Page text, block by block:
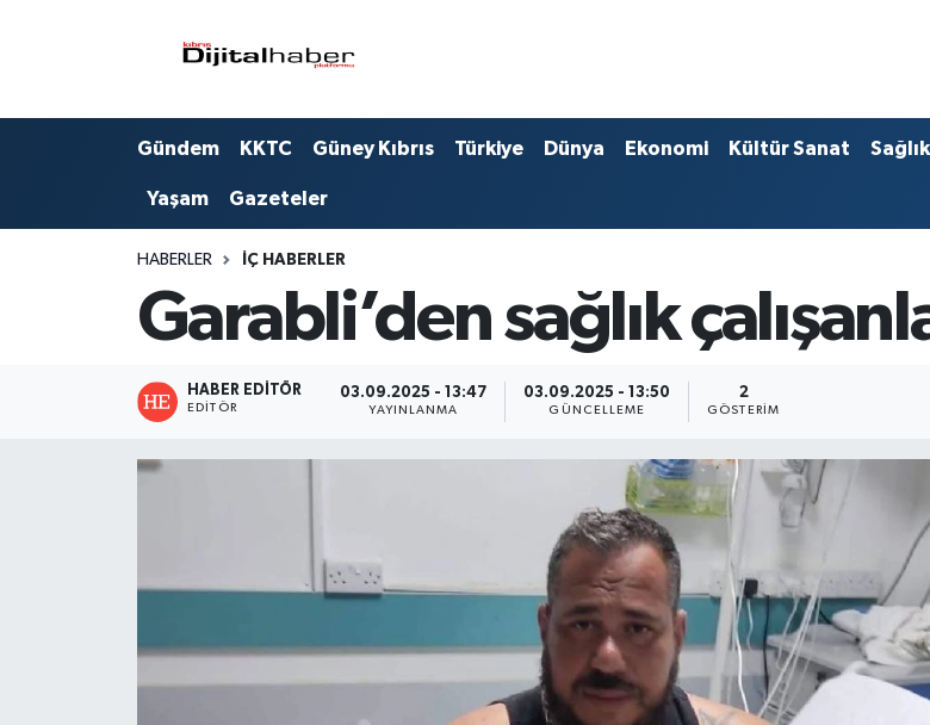
Gündem KKTC Güney Kıbrıs Türkiye Dünya Ekonomi Kültür Sanat Sağlık
Yaşam Gazeteler
HABERLER İÇ HABERLER
Garabli’den sağlık
HABER EDITÖR
EDITÖR
03.09.2025 - 13:47
YAYINLANMA
03.09.2025 - 13:50
GÜNCELLEME
2
GÖSTERIM
Trafik Durumu
Süper Lig Puan Durumu ve Fikstür
Son Dakika Haberleri
Haber Arşivi